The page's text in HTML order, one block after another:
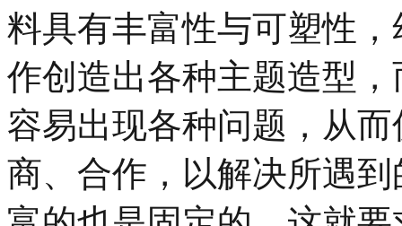
料具有丰富性与可塑性
作创造出各种主题造型
容易出现各种问题，从
商、合作，以解决所遇